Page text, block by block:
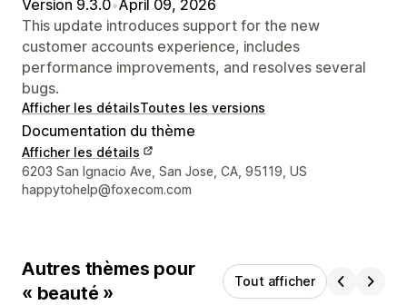
Version 9.3.0•April 09, 2026
This update introduces support for the new
customer accounts experience, includes
performance improvements, and resolves several
bugs.
Afficher les détailsToutes les versions
Documentation du thème
Afficher les détails
Coordonnées du concepteur
6203 San Ignacio Ave, San Jose, CA, 95119, US
happytohelp@foxecom.com
Autres thèmes pour
« beauté »
Tout afficher